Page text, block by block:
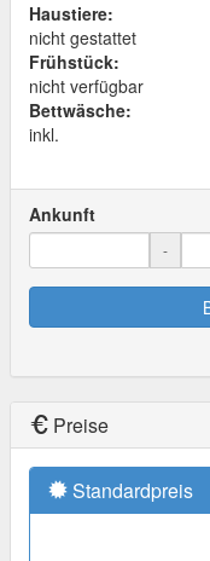
Haustiere:
nicht gestattet
Frühstück:
nicht verfügbar
Bettwäsche:
inkl.
Ankunft
-
Preise
Standardpreis